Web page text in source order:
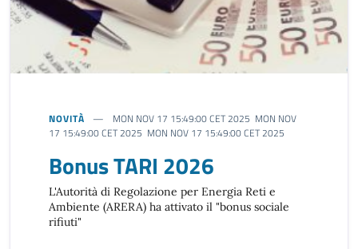
NOVITÀ
MON NOV 17 15:49:00 CET 2025 MON NOV
17 15:49:00 CET 2025 MON NOV 17 15:49:00 CET 2025
Bonus TARI 2026
L'Autorità di Regolazione per Energia Reti e
Ambiente (ARERA) ha attivato il "bonus sociale
rifiuti"